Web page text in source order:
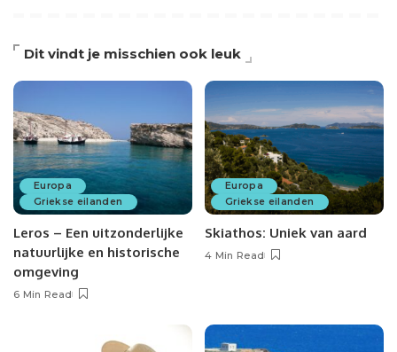
Dit vindt je misschien ook leuk
Europa
Griekse eilanden
Leros – Een uitzonderlijke
natuurlijke en historische
omgeving
6 Min Read
Europa
Griekse eilanden
Skiathos: Uniek van aard
4 Min Read